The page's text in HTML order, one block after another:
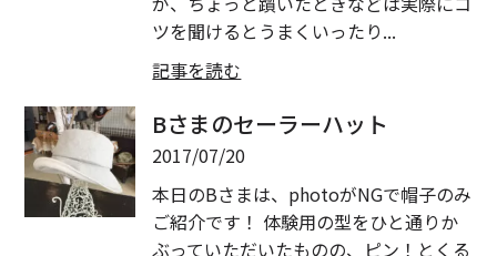
ツを聞けるとうまくいったり...
記事を読む
Bさまのセーラーハット
2017/07/20
本日のBさまは、photoがNGで帽子のみ
ご紹介です！ 体験用の型をひと通りか
ぶっていただいたものの、ピン！とくる